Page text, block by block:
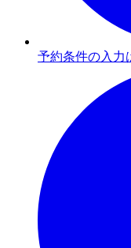
予約条件の入力